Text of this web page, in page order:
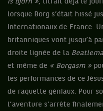
is bjorn », titrait déjà le
lorsque Borg s’était hissé
Internationaux de France.
britanniques vont jusqu’à
droite lignée de la
et même de « Borgasm »
les performances de ce
de raquette géniaux. Pour
l’aventure s’arrête